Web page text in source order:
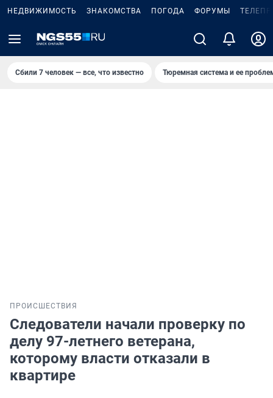
НЕДВИЖИМОСТЬ ЗНАКОМСТВА ПОГОДА ФОРУМЫ
Сбили 7 человек — все, что известно Тюремная система и ее
ПРОИСШЕСТВИЯ
Следователи начали проверку по
делу 97-летнего ветерана,
которому власти отказали в
квартире